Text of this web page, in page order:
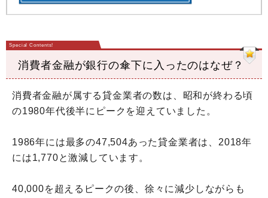
消費者金融が銀行の傘下に入ったのはなぜ？
消費者金融が属する貸金業者の数は、昭和が終わる頃
の1980年代後半にピークを迎えていました。
1986年には最多の47,504あった貸金業者は、2018年
には1,770と激減しています。
40,000を超えるピークの後、徐々に減少しながらも